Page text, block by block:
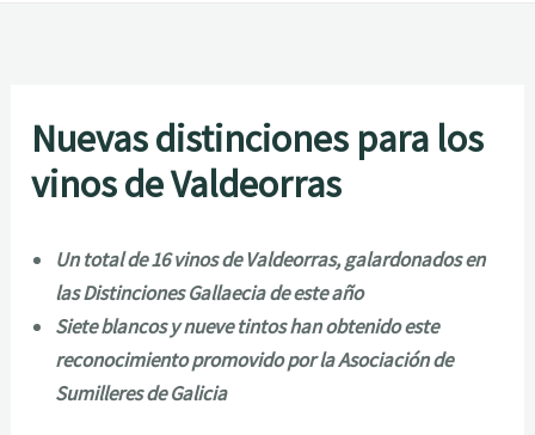
Nuevas distinciones para los
vinos de Valdeorras
Un total de 16 vinos de Valdeorras, galardonados en
las Distinciones Gallaecia de este año
Siete blancos y nueve tintos han obtenido este
reconocimiento promovido por la Asociación de
Sumilleres de Galicia